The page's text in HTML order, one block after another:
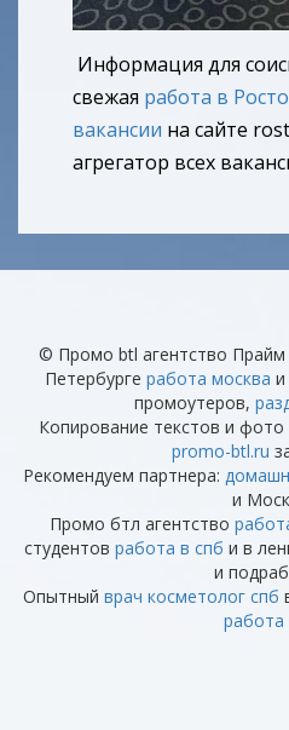
Информация для
свежая работа в
вакансии на сайте
агрегатор всех
© Промо btl агентство
Петербурге работа москва и
промоутеров,
Копирование текстов и фото
promo-btl.ru
Рекомендуем партнера:
и
Промо бтл агентство
студентов работа в спб и в
и
Опытный врач косметолог спб
работа